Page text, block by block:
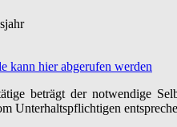
kann hier abgerufen werden
beträgt der notwendige
Unterhaltspflichtigen